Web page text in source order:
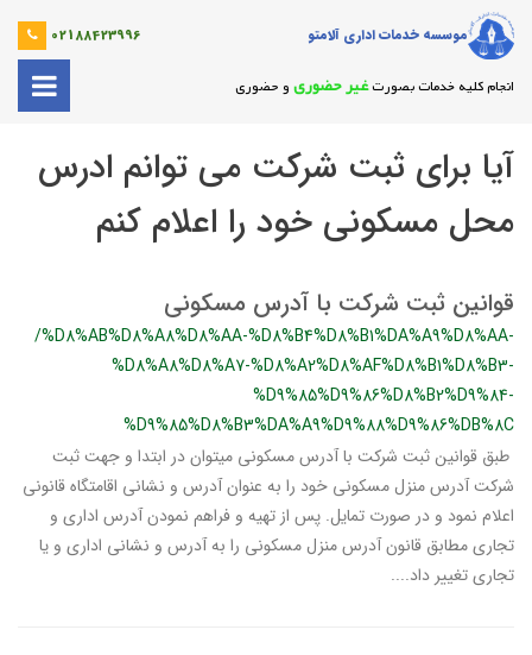
موسسه خدمات اداری آلامتو 02188423996
انجام کلیه خدمات بصورتغیر حضوری و حضوری
آیا برای ثبت شرکت می توانم ادرس
محل مسکونی خود را اعلام کنم
قوانین ثبت شرکت با آدرس مسکونی
/%D8%AB%D8%A8%D8%AA-%D8%B4%D8%B1%DA%A9%D8%AA-
%D8%A8%D8%A7-%D8%A2%D8%AF%D8%B1%D8%B3-
%D9%85%D9%86%D8%B2%D9%84-
%D9%85%D8%B3%DA%A9%D9%88%D9%86%DB%8C
طبق قوانین ثبت شرکت با آدرس مسکونی میتوان در ابتدا و جهت ثبت
شرکت آدرس منزل مسکونی خود را به عنوان آدرس و نشانی اقامتگاه قانونی
اعلام نمود و در صورت تمایل. پس از تهیه و فراهم نمودن آدرس اداری و
تجاری مطابق قانون آدرس منزل مسکونی را به آدرس و نشانی اداری و یا
تجاری تغییر داد....